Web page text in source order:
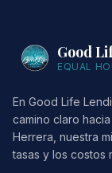
Good
EQUAL
En Good Life
camino claro
Herrera, nuestra
tasas y los costos